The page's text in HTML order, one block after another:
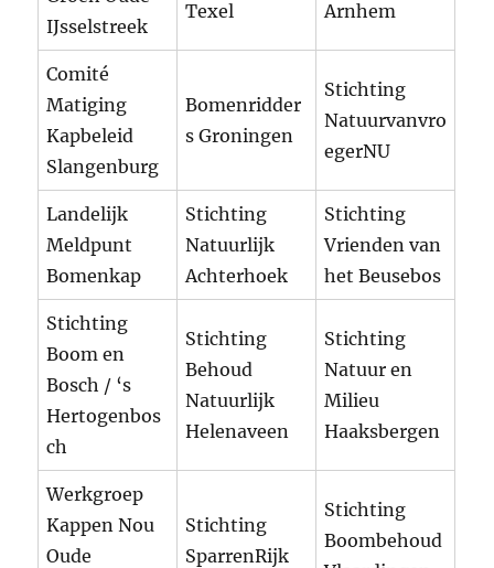
IJsselstreek
Texel Arnhem
Comité
Matiging
Kapbeleid
Slangenburg
Bomenridder
s Groningen
Stichting
Natuurvanvro
egerNU
Landelijk
Meldpunt
Bomenkap
Stichting
Natuurlijk
Achterhoek
Stichting
Vrienden van
het Beusebos
Stichting
Boom en
Bosch / ‘s
Hertogenbos
ch
Stichting
Behoud
Natuurlijk
Helenaveen
Stichting
Natuur en
Milieu
Haaksbergen
Werkgroep
Kappen Nou
Oude
Stichting
SparrenRijk
Stichting
Boombehoud